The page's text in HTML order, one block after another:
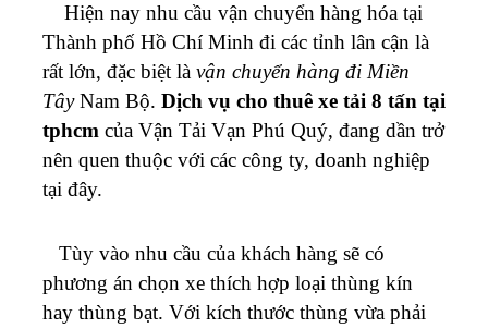
Hiện nay nhu cầu vận chuyển hàng hóa tại
Thành phố Hồ Chí Minh đi các tỉnh lân cận là
rất lớn, đặc biệt là vận chuyển hàng đi Miền
TâyNam Bộ. Dịch vụ cho thuê xe tải 8 tấn tại
tphcm của Vận Tải Vạn Phú Quý, đang dần trở
nên quen thuộc với các công ty, doanh nghiệp
tại đây.
Tùy vào nhu cầu của khách hàng sẽ có
phương án chọn xe thích hợp loại thùng kín
hay thùng bạt. Với kích thước thùng vừa phải